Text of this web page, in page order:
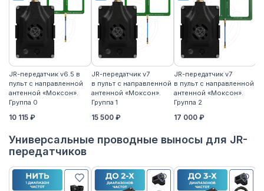
JR-передатчик v6.5 в
пульт с направленной
антенной «Моксон».
Группа 0
10 115 ₽
JR-передатчик v7
в пульт с направленной
антенной «Моксон».
Группа 1
15 500 ₽
JR-передатчик v7
в пульт с направленной
антенной «Моксон».
Группа 2
17 000 ₽
Универсальные проводные выносы для JR-
передатчиков